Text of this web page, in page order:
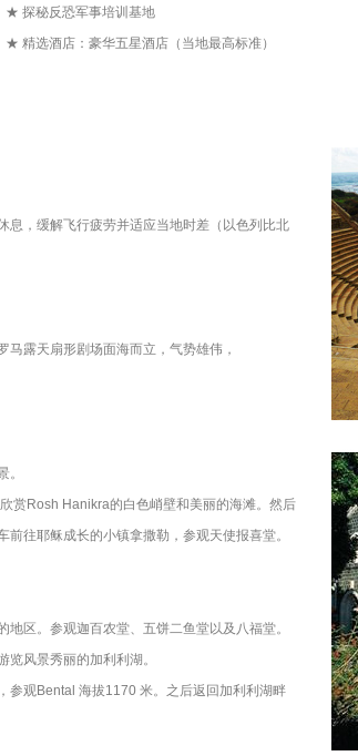
★ 探秘反恐军事培训基地
★ 精选酒店：豪华五星酒店（当地最高标准）
息，缓解飞行疲劳并适应当地时差（以色列比北
露天扇形剧场面海而立，气势雄伟，
。
赏Rosh Hanikra的白色峭壁和美丽的海滩。然后
往耶稣成长的小镇拿撒勒，参观天使报喜堂。
区。参观迦百农堂、五饼二鱼堂以及八福堂。
风景秀丽的加利利湖。
参观Bental 海拔1170 米。之后返回加利利湖畔